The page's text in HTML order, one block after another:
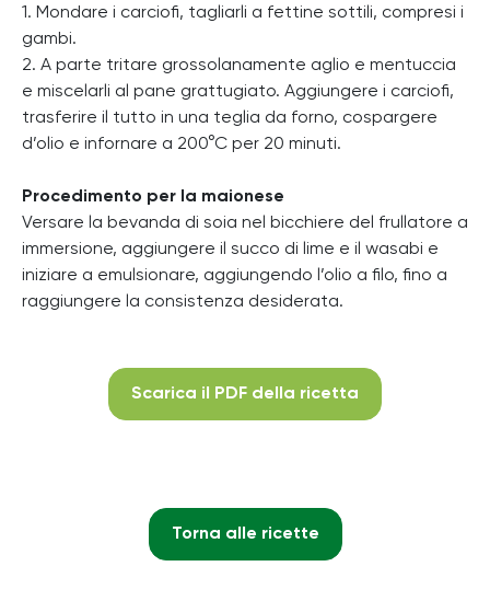
1. Mondare i carciofi, tagliarli a fettine sottili, compresi i
gambi.
2. A parte tritare grossolanamente aglio e mentuccia
e miscelarli al pane grattugiato. Aggiungere i carciofi,
trasferire il tutto in una teglia da forno, cospargere
d’olio e infornare a 200°C per 20 minuti.
Procedimento per la maionese
Versare la bevanda di soia nel bicchiere del frullatore a
immersione, aggiungere il succo di lime e il wasabi e
iniziare a emulsionare, aggiungendo l’olio a filo, fino a
raggiungere la consistenza desiderata.
Scarica il PDF della ricetta
Torna alle ricette